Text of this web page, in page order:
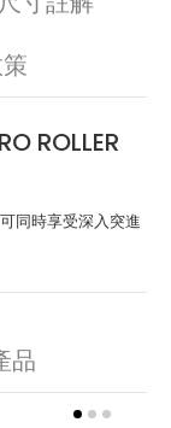
ROLLER
同時享受深入突進
品